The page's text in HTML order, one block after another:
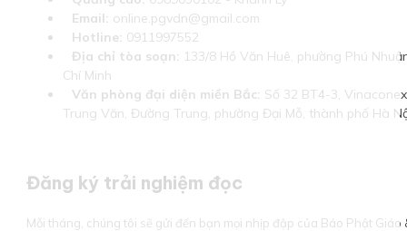
Email: online.pgvdn@gmail.com
Hotline: 0911997552
Địa chỉ tòa soạn: 133/8 Hồ Văn Huê, phường Phú
Chí Minh
Văn phòng đại diện miền Bắc: Số 32 BT4-3,
Trung Văn, Đường Trung, phường Đại Mỗ, thành phố Hà
Đăng ký trải nghiệm đọc
Mỗi tháng, chúng tôi sẽ gửi đến bạn mọi nhịp đập của Báo Phật Giáo